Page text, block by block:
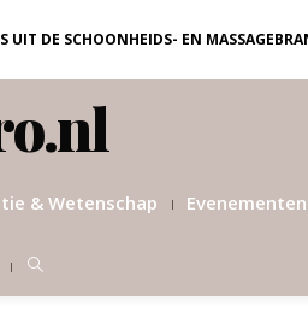
DE SCHOONHEIDS- EN
& Wetenschap